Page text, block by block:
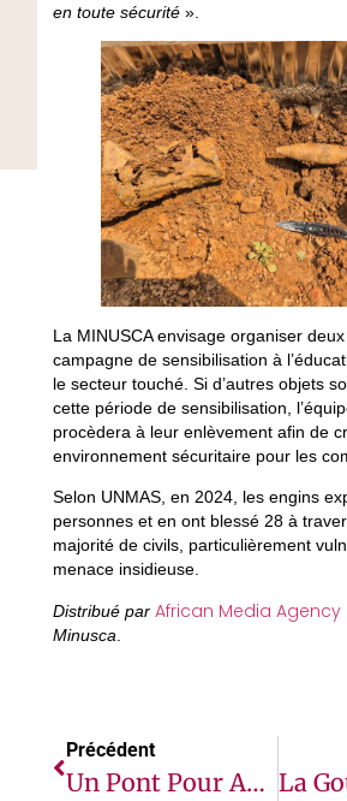
en toute sécurité».
La MINUSCA envisage organiser
campagne de sensibilisation à
le secteur touché. Si d’autres objets
cette période de sensibilisation,
procèdera à leur enlèvement afin de
environnement sécuritaire pour les
Selon UNMAS, en 2024, les engins
personnes et en ont blessé 28 à
majorité de civils, particulièrement
menace insidieuse.
Distribué par African Media Agency
Minusca
Précédent
Un Pont Pour Améliorer La Circulation Entre Bouar Et Bocaranga